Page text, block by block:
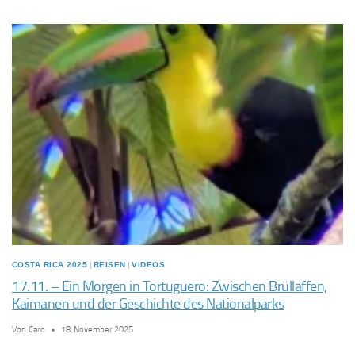
MAGIE
&
HAUPTSTADT-
KONTRASTE:
VON
MONTEVERDE
NACH
COSTA RICA 2025 | REISEN |VIDEOS
17.11. – Ein Morgen in Tortuguero: Zwischen Brüllaffen,
Kaimanen und der Geschichte des Nationalparks
Von Caro 18. November 2025